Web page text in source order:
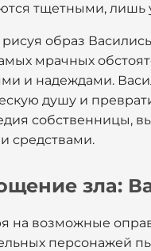
тщетными, лишь
рисуя образ
мрачных
и надеждами.
душу и
собственницы,
средствами.
зла:
на возможные
персонажей